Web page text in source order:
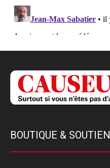
BOUTIQUE & SOUTIEN